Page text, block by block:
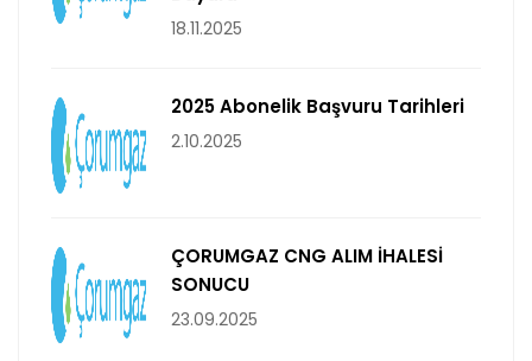
18.11.2025
2025 Abonelik Başvuru Tarihleri
2.10.2025
ÇORUMGAZ CNG ALIM İHALESİ
SONUCU
23.09.2025